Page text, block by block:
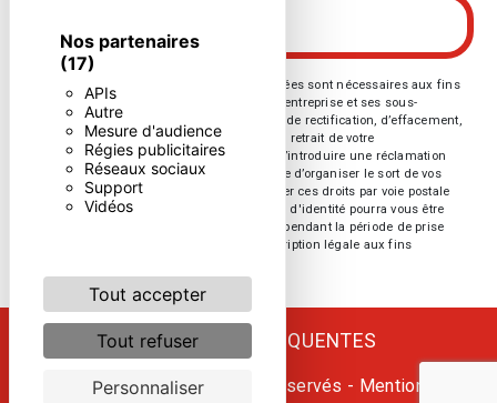
Nos partenaires
(17)
APIs
Autre
Mesure d'audience
Régies publicitaires
Réseaux sociaux
Support
Vidéos
Tout accepter
Tout refuser
Personnaliser
** Les données personnelles communiquées sont nécessaires aux fins
de vous contacter. Elles sont destinées à l'entreprise et ses sous-
traitants. Vous disposez de droits d’accès, de rectification, d’effacement,
de portabilité, de limitation, d’opposition, de retrait de votre
consentement à tout moment et du droit d’introduire une réclamation
auprès d’une autorité de contrôle, ainsi que d’organiser le sort de vos
données post-mortem. Vous pouvez exercer ces droits par voie postale
ou par courrier électronique. Un justificatif d'identité pourra vous être
demandé. Nous conservons vos données pendant la période de prise
de contact puis pendant la durée de prescription légale aux fins
RECHERCHES FRÉQUENTES
Vistalid- 2026 - Tous droits réservés - Mentions